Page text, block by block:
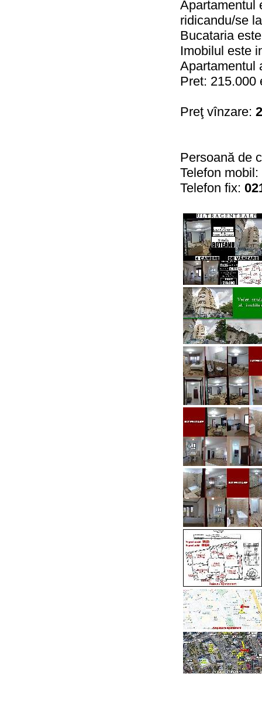
Apartamentul
ridicandu/se
Bucataria
Imobilul este
Apartamentul
Pret: 215.000
Preţ vînzare:
Persoană de
Telefon mobil:
Telefon fix: